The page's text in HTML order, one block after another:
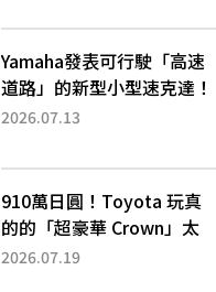
眼！ 配備豐富、超越售價
水準，堪稱高CP值代表的
「...
Yamaha發表可行駛「高速
道路」的新型小型速克達！
搭載能享受超強勁「渦輪
高階「Super Sport」車款
相同的...
2026.07.13
910萬日圓！Toyota 玩真
的的「超豪華 Crown」太
厲害了！採用由「匠人技
2026.07.19